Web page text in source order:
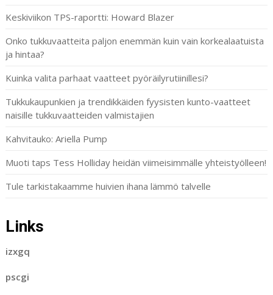
Keskiviikon TPS-raportti: Howard Blazer
Onko tukkuvaatteita paljon enemmän kuin vain korkealaatuista
ja hintaa?
Kuinka valita parhaat vaatteet pyöräilyrutiinillesi?
Tukkukaupunkien ja trendikkäiden fyysisten kunto-vaatteet
naisille tukkuvaatteiden valmistajien
Kahvitauko: Ariella Pump
Muoti taps Tess Holliday heidän viimeisimmälle yhteistyölleen!
Tule tarkistakaamme huivien ihana lämmö talvelle
Links
izxgq
pscgi